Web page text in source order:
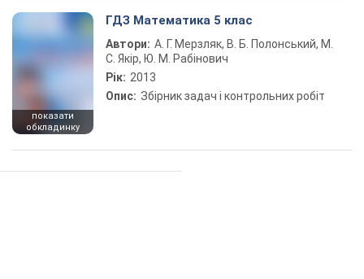
показати
обкладинку
ГДЗ Математика 5 клас
Автори: А. Г. Мерзляк, В. Б. Полонський, М.
С. Якір, Ю. М. Рабінович
Рік: 2013
Опис: Збірник задач і контрольних робіт